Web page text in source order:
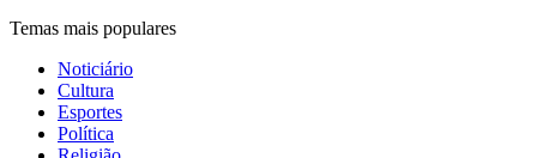
Temas mais populares
Noticiário
Cultura
Esportes
Política